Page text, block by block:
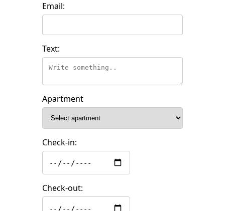
Email:
Text:
Apartment
Check-in:
Check-out: